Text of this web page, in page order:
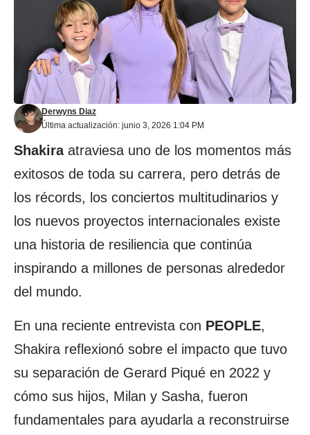
Última actualización: junio 3, 2026 1:04 PM
Derwyns Diaz
Shakiraatraviesa uno de los momentos más
exitosos de toda su carrera, pero detrás de
los récords, los conciertos multitudinarios y
los nuevos proyectos internacionales existe
una historia de resiliencia que continúa
inspirando a millones de personas alrededor
del mundo.
En una reciente entrevista con PEOPLE,
Shakira reflexionó sobre el impacto que tuvo
su separación de Gerard Piqué en 2022 y
cómo sus hijos, Milan y Sasha, fueron
fundamentales para ayudarla a reconstruirse